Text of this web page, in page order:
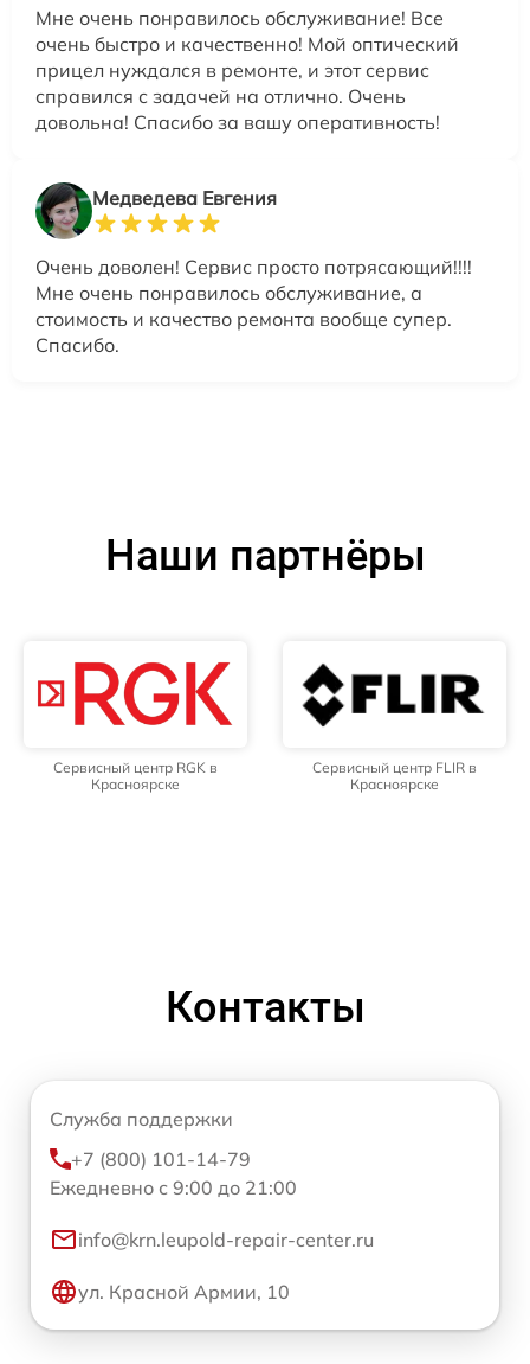
Мне очень понравилось обслуживание! Все
очень быстро и качественно! Мой оптический
прицел нуждался в ремонте, и этот сервис
справился с задачей на отлично. Очень
довольна! Спасибо за вашу оперативность!
Медведева Евгения
Очень доволен! Сервис просто потрясающий!!!!
Мне очень понравилось обслуживание, а
стоимость и качество ремонта вообще супер.
Спасибо.
Наши партнёры
Сервисный центр RGK в
Красноярске
Сервисный центр FLIR в
Красноярске
Контакты
Служба поддержки
+7 (800) 101-14-79
Ежедневно с 9:00 до 21:00
info@krn.leupold-repair-center.ru
ул. Красной Армии, 10